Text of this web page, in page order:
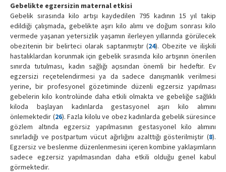
Gebelikte egzersizin maternal etkisi
Gebelik sırasında kilo artışı kaydedilen 795 kadının 15 yıl takip
edildiği çalışmada, gebelikte aşırı kilo alımı ve doğum sonrası kilo
vermede yaşanan yetersizlik yaşamın ilerleyen yıllarında görülecek
obezitenin bir belirteci olarak saptanmıştır (24). Obezite ve ilişkili
hastalıklardan korunmak için gebelik sırasında kilo artışının önerilen
sınırda tutulması, kadın sağlığı açısından önemli bir hedeftir. Ev
egzersizi reçetelendirmesi ya da sadece danışmanlık verilmesi
yerine, bir profesyonel gözetiminde düzenli egzersiz yapılması
gebelerin kilo kontrolünde daha etkili olmakta ve gebeliğe sağlıklı
kiloda başlayan kadınlarda gestasyonel aşırı kilo alımını
önlemektedir (26). Fazla kilolu ve obez kadınlarda gebelik süresince
gözlem altında egzersiz yapılmasının gestasyonel kilo alımını
sınırladığı ve postpartum vücut ağırlığını azalttığı gösterilmiştir (8).
Egzersiz ve beslenme düzenlenmesini içeren kombine yaklaşımların
sadece egzersiz yapılmasından daha etkili olduğu genel kabul
görmektedir.